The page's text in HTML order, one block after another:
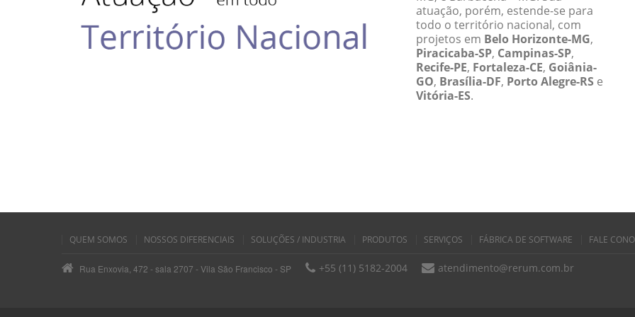
atuação, porém, estende-se para
todo o território nacional, com
projetos em Belo Horizonte-MG,
Piracicaba-SP, Campinas-SP,
Recife-PE, Fortaleza-CE, Goiânia-
GO, Brasília-DF, Porto Alegre-RS e
Vitória-ES.
QUEM SOMOS NOSSOS DIFERENCIAIS SOLUÇÕES / INDUSTRIA PRODUTOS SERVIÇOS FÁBRICA DE SOFTWARE FALE
Rua Enxovia, 472 - sala 2707 - Vila São Francisco - SP +55 (11) 5182-2004 atendimento@rerum.com.br